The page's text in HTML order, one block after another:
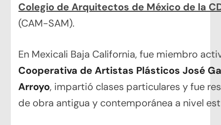
Colegio de Arquitectos de México de la
(CAM-SAM).
En Mexicali Baja California, fue miembro
Cooperativa de Artistas Plásticos José
Arroyo, impartió clases particulares y fue
de obra antigua y contemporánea a nivel